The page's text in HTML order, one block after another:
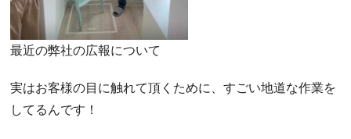
最近の弊社の広報について
実はお客様の目に触れて頂くために、すごい地道な作業を
してるんです！